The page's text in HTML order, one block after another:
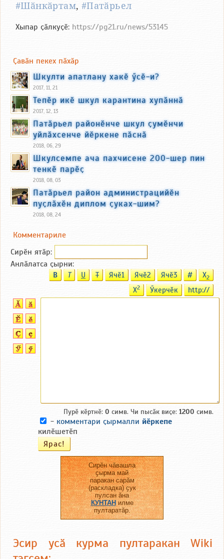
#Шӑнкӑртам, #Патӑрьел
Хыпар ҫӑлкуҫӗ: https://pg21.ru/news/53145
Ҫавӑн пекех пӑхӑр
Шкулти апатлану хакӗ ӳсӗ-и?
2017, 11, 21
Тепӗр икӗ шкул карантина хупӑннӑ
2017, 12, 13
Патӑрьел районӗнче шкул ҫумӗнчи
уйлӑхсенче йӗркене пӑснӑ
2018, 06, 29
Шкулсемпе ача пахчисене 200-шер пин
тенкӗ парӗҫ
2018, 08, 03
Патӑрьел район администрацийӗн
пуҫлӑхӗн диплом ҫуках-шим?
2018, 08, 24
Комментариле
Сирӗн ятӑp:
Анлӑлатса ҫырни:
B T U T Ячӗ1 Ячӗ2 Ячӗ3 # X2
X2 Ӳкерчӗк http://
Пурӗ кӗртнӗ: 0 симв. Чи пысӑк виҫе: 1200 симв.
- комментари ҫырмалли йӗркепе
килӗшетӗп
Сирӗн чӑвашла
ҫырма май
паракан сарӑм
(раскладка) ҫук
пулсан ӑна
КУНТАНилме
пултаратӑр.
Эсир усӑ курма пултаракан Wiki